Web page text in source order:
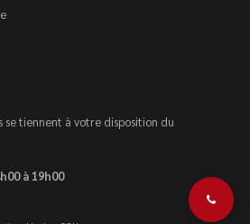
se tiennent à votre disposition du
à 19h00